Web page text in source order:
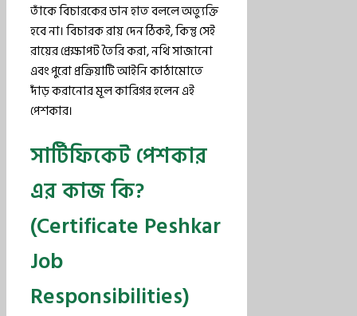
তাঁকে বিচারকের ডান হাত বললে অত্যুক্তি
হবে না। বিচারক রায় দেন ঠিকই, কিন্তু সেই
রায়ের প্রেক্ষাপট তৈরি করা, নথি সাজানো
এবং পুরো প্রক্রিয়াটি আইনি কাঠামোতে
দাঁড় করানোর মূল কারিগর হলেন এই
পেশকার।
সার্টিফিকেট পেশকার
এর কাজ কি?
(Certificate Peshkar
Job
Responsibilities)